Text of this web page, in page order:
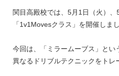
関目高殿校では、5月1日（火）、
「1v1Movesクラス」を開催しまし
今回は、「ミラームーブス」とい
異なるドリブルテクニックをトレ